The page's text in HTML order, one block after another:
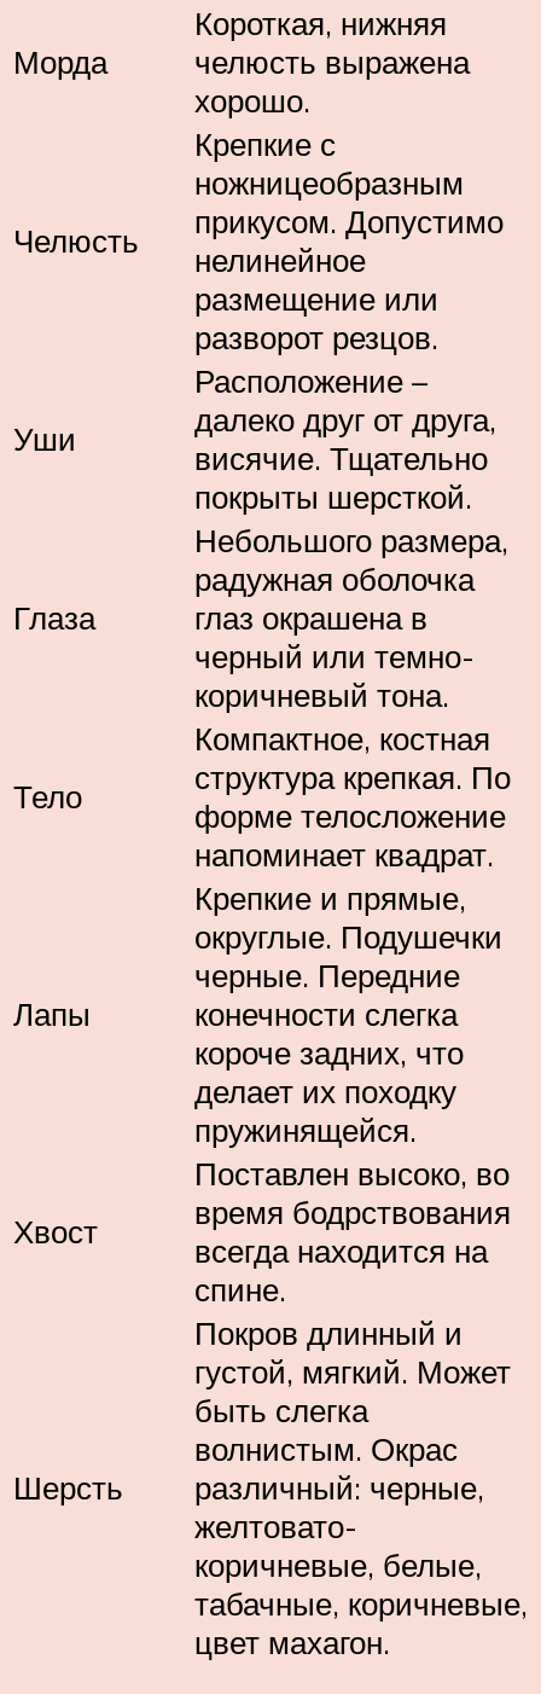
Морда
Короткая, нижняя
челюсть выражена
хорошо.
Челюсть
Крепкие с
ножницеобразным
прикусом. Допустимо
нелинейное
размещение или
разворот резцов.
Уши
Расположение –
далеко друг от друга,
висячие. Тщательно
покрыты шерсткой.
Глаза
Небольшого размера,
радужная оболочка
глаз окрашена в
черный или темно-
коричневый тона.
Тело
Компактное, костная
структура крепкая. По
форме телосложение
напоминает квадрат.
Лапы
Крепкие и прямые,
округлые. Подушечки
черные. Передние
конечности слегка
короче задних, что
делает их походку
пружинящейся.
Хвост
Поставлен высоко, во
время бодрствования
всегда находится на
спине.
Шерсть
Покров длинный и
густой, мягкий. Может
быть слегка
волнистым. Окрас
различный: черные,
желтовато-
коричневые, белые,
табачные, коричневые,
цвет махагон.